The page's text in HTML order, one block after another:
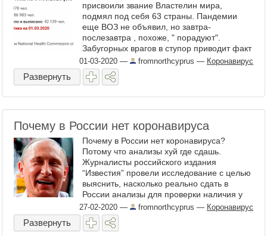
присвоили звание Властелин мира,
подмял под себя 63 страны. Пандемии
еще ВОЗ не объявил, но завтра-
послезавтра , похоже, " порадуют".
Забугорных врагов в ступор приводит факт
того, что в России коронавируса нет.
Евросоюз трещать начинает по швам от ...
01-03-2020 — fromnorthcyprus — Коронавирус
Развернуть
Почему в России нет коронавируса
Почему в России нет коронавируса?
Потому что анализы хуй где сдашь.
Журналисты российского издания
“Известия” провели исследование с целью
выяснить, насколько реально сдать в
России анализы для проверки наличия у
тебя коронавируса COVID-2019. Итоги
эксперимента оказались ...
27-02-2020 — fromnorthcyprus — Коронавирус
Развернуть